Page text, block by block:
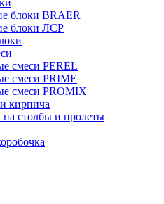
блоки BRAER
блоки ЛСР
смеси PEREL
смеси PRIME
смеси PROMIX
кирпича
столбы и пролеты